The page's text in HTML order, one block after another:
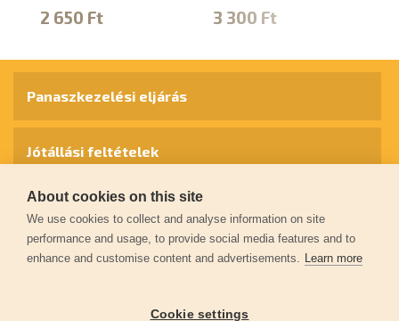
2 650 Ft 3 300 Ft
Panaszkezelési eljárás
Jótállási feltételek
Személyes adatok védelme
Kapcsolat
Garancia regisztráció
About cookies on this site
We use cookies to collect and analyse information on site
performance and usage, to provide social media features and to
enhance and customise content and advertisements. Learn more
Cookie settings